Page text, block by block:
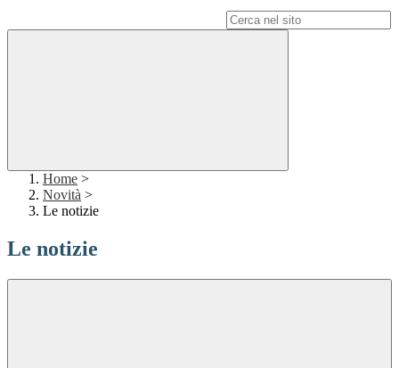
Home >
Novità >
Le notizie
Le notizie